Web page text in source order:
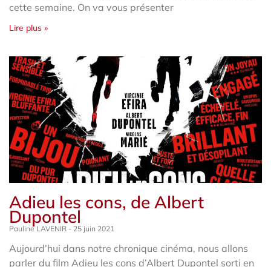
cette semaine. On va vous présenter
Lire plus »
Adieu les cons, de Albert
Dupontel
Pauline LAVENIR 25 juin 2021
Aujourd’hui dans notre chronique cinéma, nous allons
parler du film Adieu les cons d’Albert Dupontel sorti en